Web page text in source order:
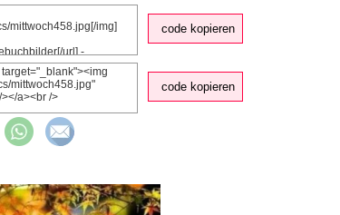
code kopieren
code kopieren